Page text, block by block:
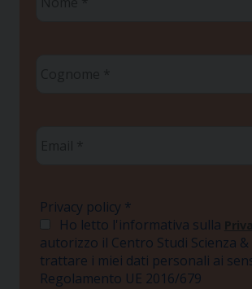
Privacy policy *
Ho letto l'informativa sulla
autorizzo il Centro Studi Scienza &
trattare i miei dati personali ai
Regolamento UE 2016/679